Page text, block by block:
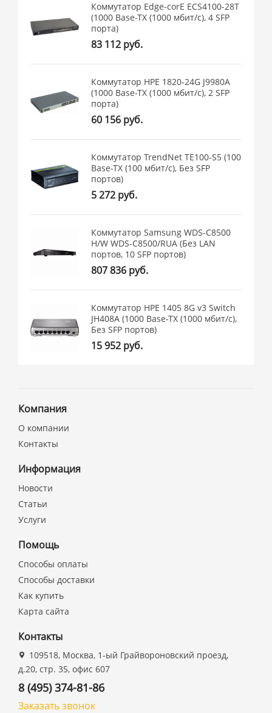
Коммутатор Edge-corE ECS4100-28T
(1000 Base-TX (1000 мбит/с), 4 SFP
порта)
83 112 руб.
Коммутатор HPE 1820-24G J9980A
(1000 Base-TX (1000 мбит/с), 2 SFP
порта)
60 156 руб.
Коммутатор TrendNet TE100-S5 (100
Base-TX (100 мбит/с), Без SFP
портов)
5 272 руб.
Коммутатор Samsung WDS-C8500
H/W WDS-C8500/RUA (Без LAN
портов, 10 SFP портов)
807 836 руб.
Коммутатор HPE 1405 8G v3 Switch
JH408A (1000 Base-TX (1000 мбит/с),
Без SFP портов)
15 952 руб.
Компания
О компании
Контакты
Информация
Новости
Статьи
Услуги
Помощь
Способы оплаты
Способы доставки
Как купить
Карта сайта
Контакты
109518, Москва, 1-ый Грайвороновский проезд,
д.20, стр. 35, офис 607
8 (495) 374-81-86
Заказать звонок